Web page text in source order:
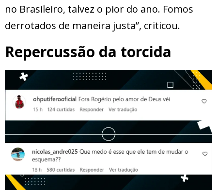
no Brasileiro, talvez o pior do ano. Fomos
derrotados de maneira justa”, criticou.
Repercussão da torcida